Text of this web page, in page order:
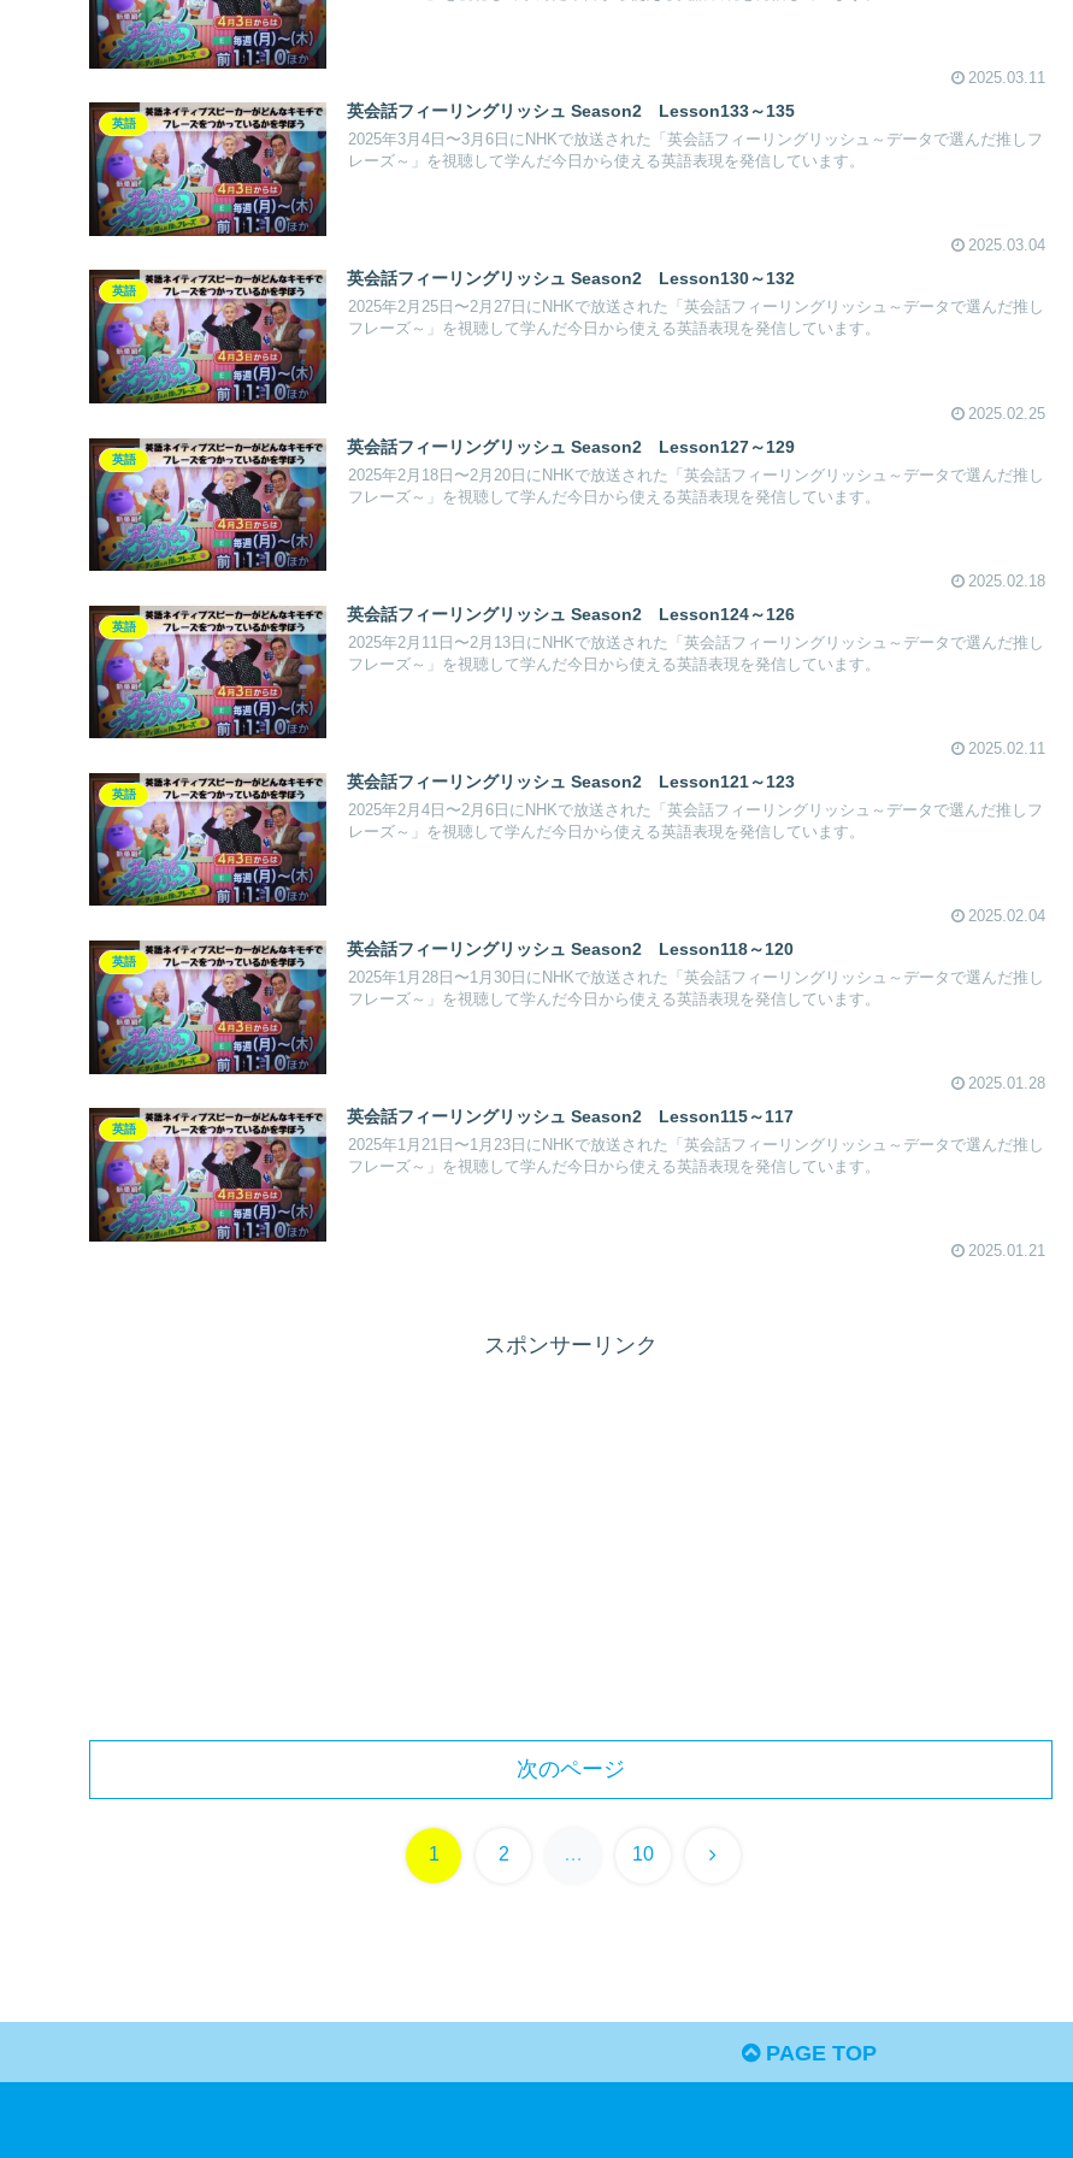
2025.03.11
英語
英会話フィーリングリッシュ Season2 Lesson133～135
2025年3月4日〜3月6日にNHKで放送された「英会話フィーリングリッシュ～データで選んだ推しフ
レーズ～」を視聴して学んだ今日から使える英語表現を発信しています。
2025.03.04
英語
英会話フィーリングリッシュ Season2 Lesson130～132
2025年2月25日〜2月27日にNHKで放送された「英会話フィーリングリッシュ～データで選んだ推し
フレーズ～」を視聴して学んだ今日から使える英語表現を発信しています。
2025.02.25
英語
英会話フィーリングリッシュ Season2 Lesson127～129
2025年2月18日〜2月20日にNHKで放送された「英会話フィーリングリッシュ～データで選んだ推し
フレーズ～」を視聴して学んだ今日から使える英語表現を発信しています。
2025.02.18
英語
英会話フィーリングリッシュ Season2 Lesson124～126
2025年2月11日〜2月13日にNHKで放送された「英会話フィーリングリッシュ～データで選んだ推し
フレーズ～」を視聴して学んだ今日から使える英語表現を発信しています。
2025.02.11
英語
英会話フィーリングリッシュ Season2 Lesson121～123
2025年2月4日〜2月6日にNHKで放送された「英会話フィーリングリッシュ～データで選んだ推しフ
レーズ～」を視聴して学んだ今日から使える英語表現を発信しています。
2025.02.04
英語
英会話フィーリングリッシュ Season2 Lesson118～120
2025年1月28日〜1月30日にNHKで放送された「英会話フィーリングリッシュ～データで選んだ推し
フレーズ～」を視聴して学んだ今日から使える英語表現を発信しています。
2025.01.28
英語
英会話フィーリングリッシュ Season2 Lesson115～117
2025年1月21日〜1月23日にNHKで放送された「英会話フィーリングリッシュ～データで選んだ推し
フレーズ～」を視聴して学んだ今日から使える英語表現を発信しています。
2025.01.21
スポンサーリンク
次のページ
1 2 … 10 次
PAGE TOP